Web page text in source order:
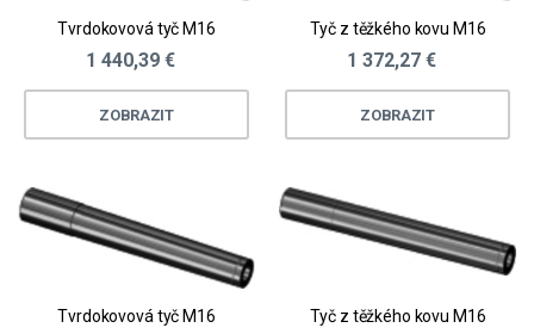
Tvrdokovová tyč M16
1 440,39 €
ZOBRAZIT
Tyč z těžkého kovu M16
1 372,27 €
ZOBRAZIT
Tvrdokovová tyč M16 Tyč z těžkého kovu M16